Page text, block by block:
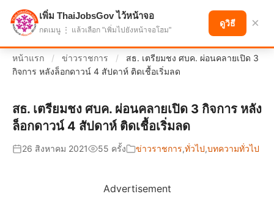
แบ่งปันโอกาส เพื่ออนาคตที่ก้าวหน้า
หน้าแรก / ข่าวราชการ /
สธ. เตรียมชง ศบค. ผ่อนคลายเปิด 3
กิจการ หลังล็อกดาวน์ 4 สัปดาห์ ติดเชื้อเริ่มลด
สธ. เตรียมชง ศบค. ผ่อนคลายเปิด 3 กิจการ หลัง
ล็อกดาวน์ 4 สัปดาห์ ติดเชื้อเริ่มลด
26 สิงหาคม 2021 55 ครั้ง ข่าวราชการ,ทั่วไป,บทความทั่วไป
Advertisement
เพิ่ม ThaiJobsGov ไว้หน้าจอ
กดเมนู ⋮ แล้วเลือก "เพิ่มไปยังหน้าจอโฮม"
ดูวิธี ×